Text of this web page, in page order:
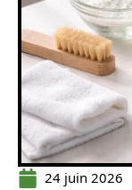
24 juin 2026